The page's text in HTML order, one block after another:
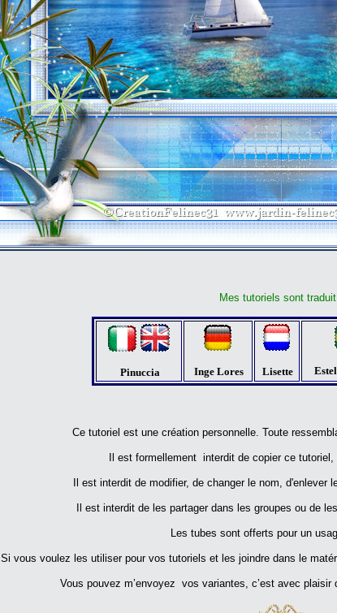
Mes tutoriels sont
Pinuccia Inge Lores Lisette
Ce tutoriel est une création personnelle. Toute
Il est formellement interdit de copier ce
Il est interdit de modifier, de changer le nom, d'enlever
Il est interdit de les partager dans les groupes ou de
Les tubes sont offerts pour un
Si vous voulez les utiliser pour vos tutoriels et les joindre dans le
Vous pouvez m’envoyez vos variantes, c’est avec